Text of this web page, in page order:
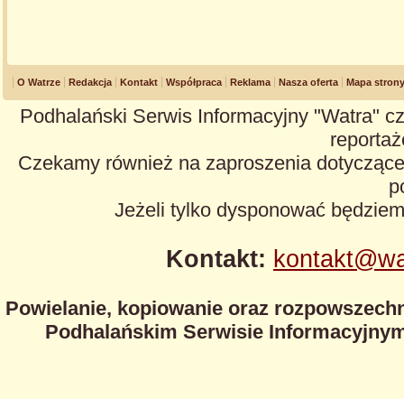
O Watrze Redakcja Kontakt Współpraca Reklama Nasza oferta Mapa strony
Podhalański Serwis Informacyjny "Watra"
Czekamy również na zaproszenia
Jeżeli tylko dysponować
Kontakt:
Powielanie, kopiowanie oraz
Podhalańskim Serwisie